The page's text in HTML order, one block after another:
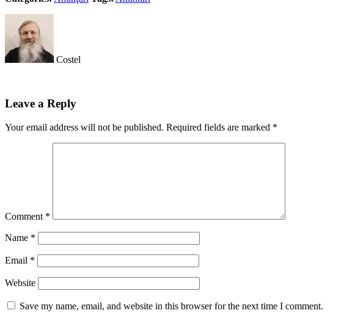
Costel
Leave a Reply
Your email address will not be published. Required fields are marked *
Comment *
Name *
Email *
Website
Save my name, email, and website in this browser for the next time I comment.